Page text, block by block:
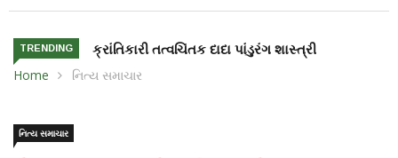
TRENDING
પાંડુરંગ શાસ્ત્રીભારત ની દીકરી સિરિશા બાંદલા અંતરીક્ષ
Home નિત્ય સમાચાર
નિત્ય સમાચાર